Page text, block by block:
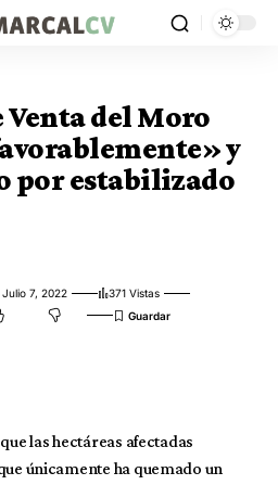
del Moro
y
por estabilizado
7, 2022
371 Vistas
las hectáreas afectadas
únicamente ha quemado un